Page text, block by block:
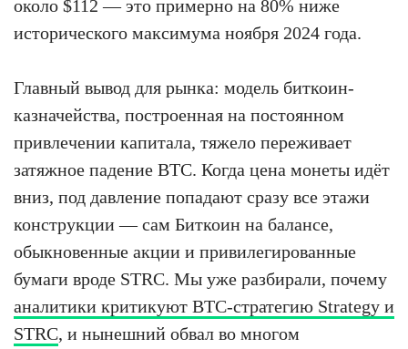
около $112 — это примерно на 80% ниже
исторического максимума ноября 2024 года.
Главный вывод для рынка: модель биткоин-
казначейства, построенная на постоянном
привлечении капитала, тяжело переживает
затяжное падение BTC. Когда цена монеты идёт
вниз, под давление попадают сразу все этажи
конструкции — сам Биткоин на балансе,
обыкновенные акции и привилегированные
бумаги вроде STRC. Мы уже разбирали, почему
аналитики критикуют BTC-стратегию Strategy и
STRC, и нынешний обвал во многом